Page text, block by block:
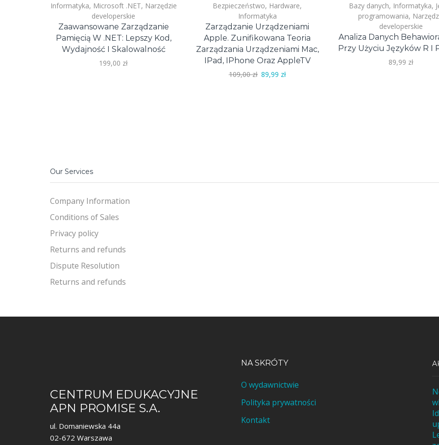
Informatyka, Microsoft .NET, Narzędzie
developerskie
Zaawansowane Zarządzanie
Pamięcią W .NET: Lepszy Kod,
Wydajność I Skalowalność
199,00 zł
Bezpieczeństwo, Hardware,
Informatyka
Zarządzanie Urządzeniami
Apple. Zunifikowana Teoria
Zarządzania Urządzeniami Mac,
IPad, IPhone Oraz AppleTV
109,00zł Pierwotna
89,99 złAktualna
Bazy danych, Informatyka,
programowania,
developerskie
Analiza Danych
Przy Użyciu Języków R I
89,99 zł
Our Services
Company Information
Conditions of Sales
Privacy policy
Returns and refunds
Dispute Resolution
Returns and refunds
CENTRUM EDUKACYJNE
APN PROMISE S.A.
ul. Domaniewska 44a
02-672 Warszawa
NA SKRÓTY
O wydawnictwie
Polityka prywatności
Kontakt